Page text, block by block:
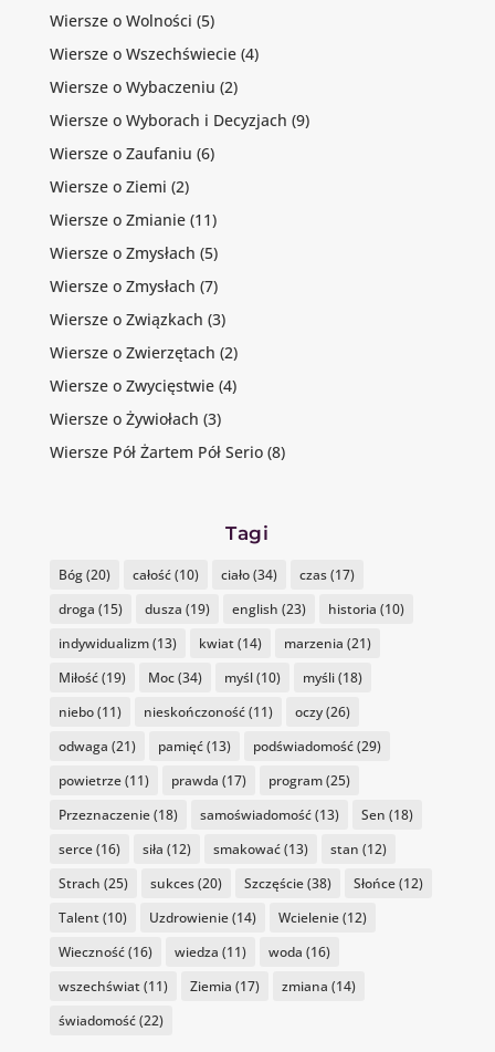
Wiersze o Wolności (5)
Wiersze o Wszechświecie(4)
Wiersze o Wybaczeniu (2)
Wiersze o Wyborach i Decyzjach (9)
Wiersze o Zaufaniu (6)
Wiersze o Ziemi (2)
Wiersze o Zmianie(11)
Wiersze o Zmysłach (5)
Wiersze o Zmysłach (7)
Wiersze o Związkach (3)
Wiersze o Zwierzętach (2)
Wiersze o Zwycięstwie(4)
Wiersze o Żywiołach (3)
Wiersze Pół Żartem Pół Serio(8)
Tagi
Bóg(20) całość(10) ciało(34) czas(17)
droga (15) dusza (19) english (23) historia (10)
indywidualizm(13) kwiat(14) marzenia (21)
Miłość(19) Moc(34) myśl(10) myśli(18)
niebo(11) nieskończoność(11) oczy(26)
odwaga (21) pamięć(13) podświadomość(29)
powietrze(11) prawda (17) program(25)
Przeznaczenie(18) samoświadomość(13) Sen (18)
serce(16) siła (12) smakować(13) stan (12)
Strach (25) sukces(20) Szczęście(38) Słońce(12)
Talent(10) Uzdrowienie(14) Wcielenie(12)
Wieczność(16) wiedza (11) woda (16)
wszechświat(11) Ziemia (17) zmiana (14)
świadomość(22)